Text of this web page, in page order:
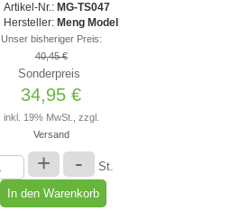
Artikel-Nr.: MG-TS047
Hersteller: Meng Model
Unser bisheriger Preis:
40,45 €
Sonderpreis
34,95 €
inkl. 19% MwSt., zzgl.
Versand
+ - St.